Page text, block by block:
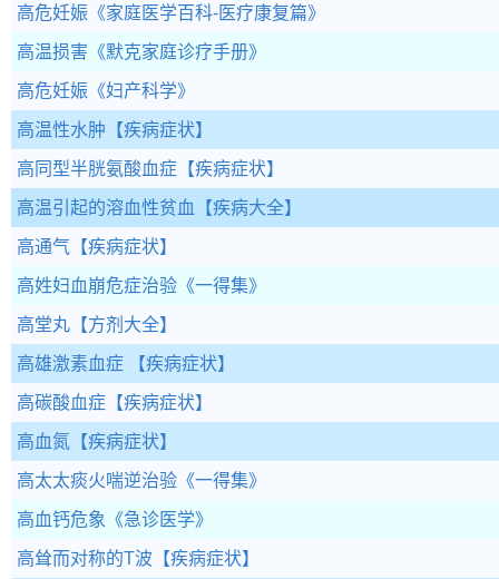
高危妊娠 《家庭医学百科-医疗康复篇》
高温损害 《默克家庭诊疗手册》
高危妊娠 《妇产科学》
高温性水肿 【疾病症状】
高同型半胱氨酸血症 【疾病症状】
高温引起的溶血性贫血 【疾病大全】
高通气 【疾病症状】
高姓妇血崩危症治验 《一得集》
高堂丸 【方剂大全】
高雄激素血症 【疾病症状】
高碳酸血症 【疾病症状】
高血氮 【疾病症状】
高太太痰火喘逆治验 《一得集》
高血钙危象 《急诊医学》
高耸而对称的T波 【疾病症状】